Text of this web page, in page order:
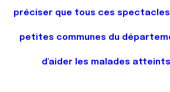
préciser que tous ces spectacles
petites communes du
d'aider les malades